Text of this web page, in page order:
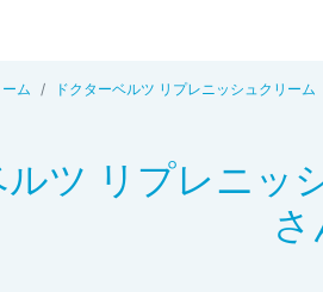
ム ドクターベルツ リプレニッシュクリーム
ルツ リプレニッ
さ